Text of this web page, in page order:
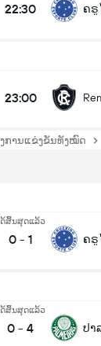
22:30 ຄຣູ
23:00
ການແຂ່ງຂັນທັງໝົດ
ດ້ສິ້ນສຸດແລ້ວ
0 - 1 ຄຣູ
ດ້ສິ້ນສຸດແລ້ວ
0 - 4 ປາ